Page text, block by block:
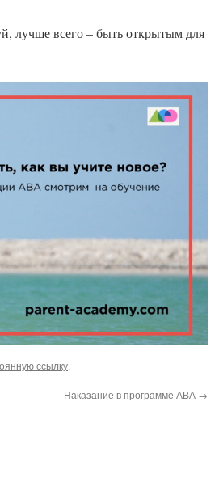
лучше всего – быть открытым для
ссылку.
Наказание в программе АВА →